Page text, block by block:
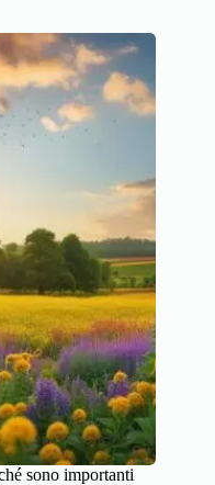
sono importanti